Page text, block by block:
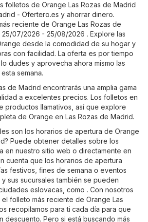
folletos de Orange Las Rozas de Madrid
- Ofertero.es y ahorrar dinero.
reciente de Orange Las Rozas de
25/07/2026 - 25/08/2026 . Explore las
desde la comodidad de su hogar y
con facilidad. La oferta es por tiempo
dudes y aprovecha ahora mismo las
semana.
de Madrid encontrarás una amplia gama
a excelentes precios. Los folletos en
productos llamativos, así que explore
de Orange en Las Rozas de Madrid.
son los horarios de apertura de Orange
Puede obtener detalles sobre los
en nuestro sitio web o directamente en
cuenta que los horarios de apertura
festivos, fines de semana o eventos
sus sucursales también se pueden
eslovacas, como . Con nosotros
folleto más reciente de Orange Las
recopilamos para ti cada día para que
descuento. Pero si está buscando más